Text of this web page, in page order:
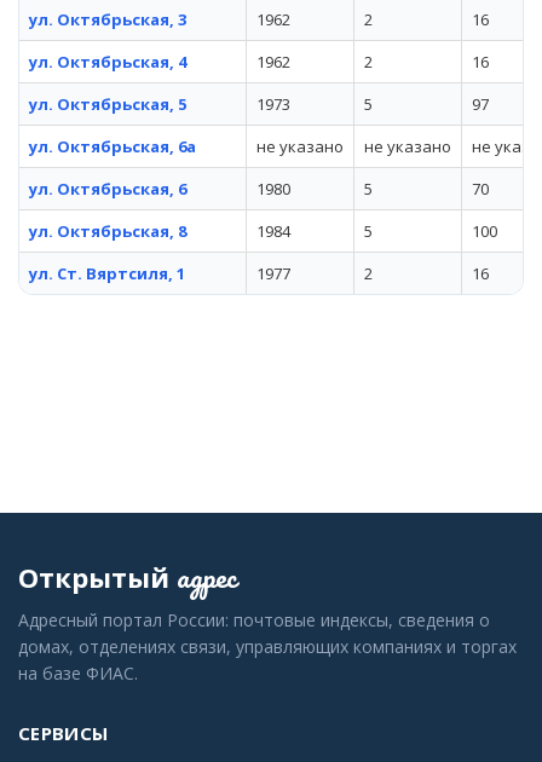
ул. Октябрьская, 3
1962 2
16
ул. Октябрьская, 4
1962 2
16
ул. Октябрьская, 5
1973 5
97
ул. Октябрьская, 6а
не указано не указано
не
ул. Октябрьская, 6
1980 5
70
ул. Октябрьская, 8
1984 5
100
ул. Ст. Вяртсиля, 1
1977 2 16
Открытый адрес
Адресный портал России: почтовые индексы, сведения о
домах, отделениях связи, управляющих компаниях и торгах
на базе ФИАС.
СЕРВИСЫ